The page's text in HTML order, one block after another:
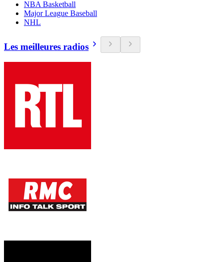
NBA Basketball
Major League Baseball
NHL
Les meilleures radios